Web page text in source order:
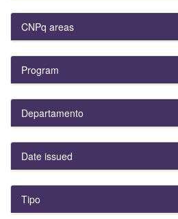
CNPq areas
Program
Departamento
Date issued
Tipo